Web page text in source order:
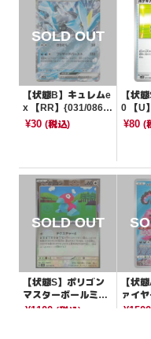
【状態B】キュレムe
x 【RR】{031/086}
[SV11B]
¥30 (税込)
【状
0 【U
V11B]
¥80(
【状態S】ポリゴン
マスターボールミラ
ー【C】{137/165}[S
¥1100 (税込)
【状
ァイ
0/
¥1500